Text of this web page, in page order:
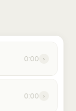
0:00 ›
0:00 ›